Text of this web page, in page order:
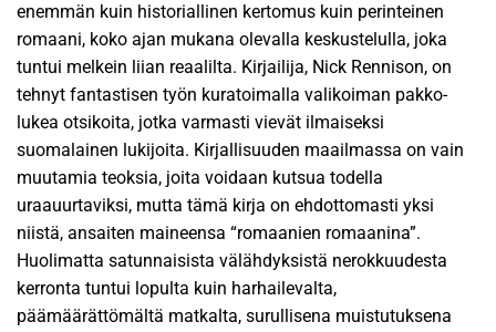
enemmän kuin historiallinen kertomus kuin perinteinen
romaani, koko ajan mukana olevalla keskustelulla, joka
tuntui melkein liian reaalilta. Kirjailija, Nick Rennison, on
tehnyt fantastisen työn kuratoimalla valikoiman pakko-
lukea otsikoita, jotka varmasti vievät ilmaiseksi
suomalainen lukijoita. Kirjallisuuden maailmassa on vain
muutamia teoksia, joita voidaan kutsua todella
uraauurtaviksi, mutta tämä kirja on ehdottomasti yksi
niistä, ansaiten maineensa “romaanien romaanina”.
Huolimatta satunnaisista välähdyksistä nerokkuudesta
kerronta tuntui lopulta kuin harhailevalta,
päämäärättömältä matkalta, surullisena muistutuksena